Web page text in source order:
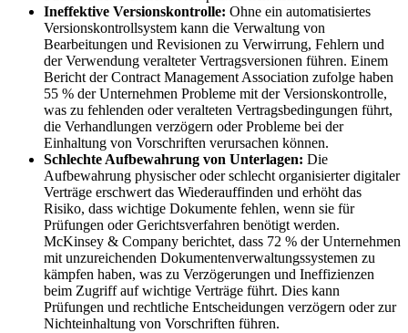
Ineffektive Versionskontrolle: Ohne ein automatisiertes
Versionskontrollsystem kann die Verwaltung von
Bearbeitungen und Revisionen zu Verwirrung, Fehlern und
der Verwendung veralteter Vertragsversionen führen. Einem
Bericht der Contract Management Association zufolge haben
55 % der Unternehmen Probleme mit der Versionskontrolle,
was zu fehlenden oder veralteten Vertragsbedingungen führt,
die Verhandlungen verzögern oder Probleme bei der
Einhaltung von Vorschriften verursachen können.
Schlechte Aufbewahrung von Unterlagen: Die
Aufbewahrung physischer oder schlecht organisierter digitaler
Verträge erschwert das Wiederauffinden und erhöht das
Risiko, dass wichtige Dokumente fehlen, wenn sie für
Prüfungen oder Gerichtsverfahren benötigt werden.
McKinsey & Company berichtet, dass 72 % der Unternehmen
mit unzureichenden Dokumentenverwaltungssystemen zu
kämpfen haben, was zu Verzögerungen und Ineffizienzen
beim Zugriff auf wichtige Verträge führt. Dies kann
Prüfungen und rechtliche Entscheidungen verzögern oder zur
Nichteinhaltung von Vorschriften führen.